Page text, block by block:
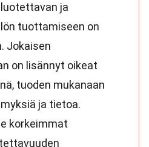
ja
tuottamiseen on
Jokaisen
on lisännyt oikeat
tuoden mukanaan
ja tietoa.
korkeimmat